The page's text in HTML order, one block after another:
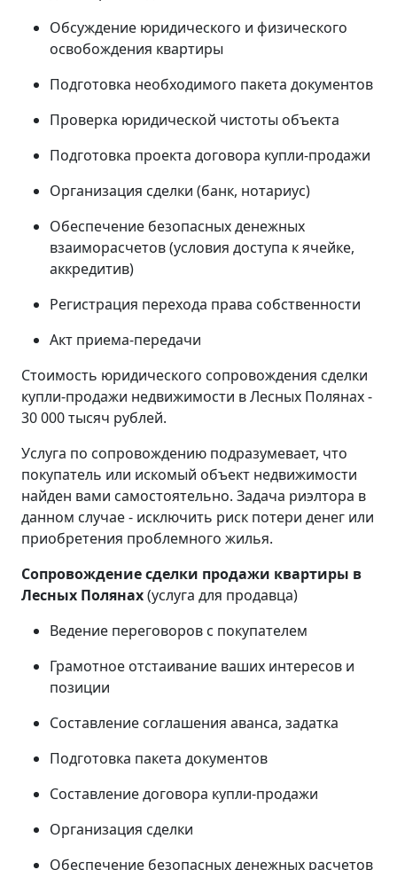
Обсуждение юридического и физического
освобождения квартиры
Подготовка необходимого пакета документов
Проверка юридической чистоты объекта
Подготовка проекта договора купли-продажи
Организация сделки (банк, нотариус)
Обеспечение безопасных денежных
взаиморасчетов (условия доступа к ячейке,
аккредитив)
Регистрация перехода права собственности
Акт приема-передачи
Стоимость юридического сопровождения сделки
купли-продажи недвижимости в Лесных Полянах -
30 000 тысяч рублей.
Услуга по сопровождению подразумевает, что
покупатель или искомый объект недвижимости
найден вами самостоятельно. Задача риэлтора в
данном случае - исключить риск потери денег или
приобретения проблемного жилья.
Сопровождение сделки продажи квартиры в
Лесных Полянах(услуга для продавца)
Ведение переговоров с покупателем
Грамотное отстаивание ваших интересов и
позиции
Составление соглашения аванса, задатка
Подготовка пакета документов
Составление договора купли-продажи
Организация сделки
Обеспечение безопасных денежных расчетов